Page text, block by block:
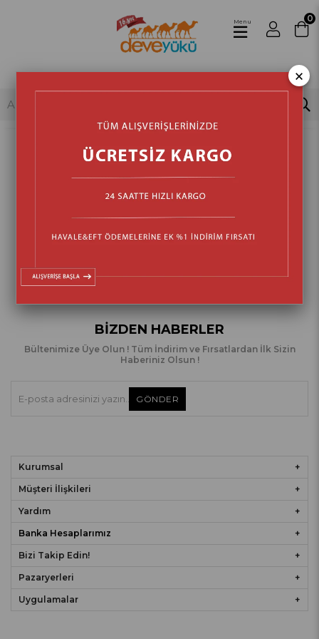
0
Menu
BIZDEN HABERLER
Bültenimize Üye Olun ! Tüm İndirim ve Fırsatlardan İlk Sizin
Haberiniz Olsun !
GÖNDER
Kurumsal
Müşteri İlişkileri
Yardım
Banka Hesaplarımız
Bizi Takip Edin!
Pazaryerleri
Uygulamalar
×